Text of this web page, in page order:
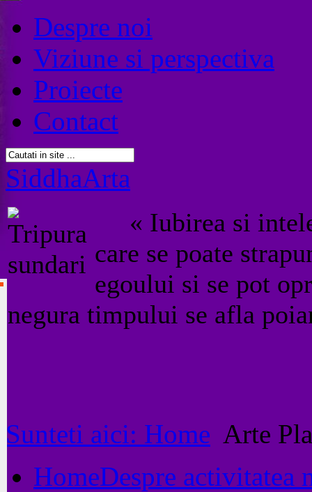
Despre noi
Viziune si perspectiva
Proiecte
Contact
SiddhaArta
« Iubirea si
care se poate
egoului si se pot
negura timpului se afla
Sunteti aici: Home Arte
HomeDespre activitatea